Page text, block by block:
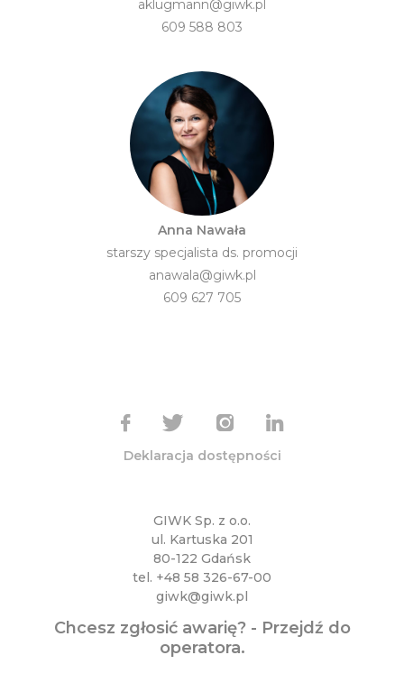
aklugmann@giwk.pl
609 588 803
Anna Nawała
starszy specjalista ds. promocji
anawala@giwk.pl
609 627 705
GIWK Sp. z o.o.
ul. Kartuska 201
80-122 Gdańsk
tel. +48 58 326-67-00
giwk@giwk.pl
Chcesz zgłosić awarię? - Przejdź do
operatora.
Deklaracja dostępności